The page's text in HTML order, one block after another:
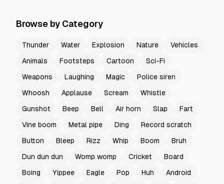
Browse by Category
Thunder Water Explosion Nature
Vehicles
Animals
Footsteps Cartoon
Sci-Fi
Weapons
Laughing Magic
Police siren
Whoosh
Applause Scream
Whistle
Gunshot
Beep Bell Air horn Slap
Fart
Vine boom
Metal pipe Ding
Record scratch
Button
Bleep Rizz Whip Boom
Bruh
Dun dun dun
Womp womp Cricket
Board
Boing
Yippee Eagle Pop Huh
Android